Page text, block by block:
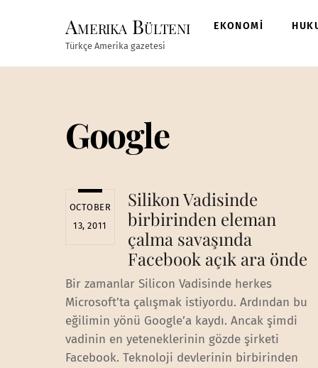
Amerika Bülteni
Türkçe Amerika gazetesi
EKONOMİ
Google
OCTOBER
13, 2011
Silikon Vadisinde
birbirinden eleman
çalma savaşında
Facebook açık ara önde
Bir zamanlar Silicon Vadisinde herkes
Microsoft’ta çalışmak istiyordu. Ardından bu
eğilimin yönü Google’a kaydı. Ancak şimdi
vadinin en yeteneklerinin gözde şirketi
Facebook. Teknoloji devlerinin birbirinden